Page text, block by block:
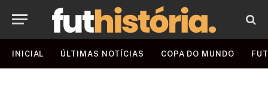
INICIAL ÚLTIMAS NOTÍCIAS COPA DO MUNDO